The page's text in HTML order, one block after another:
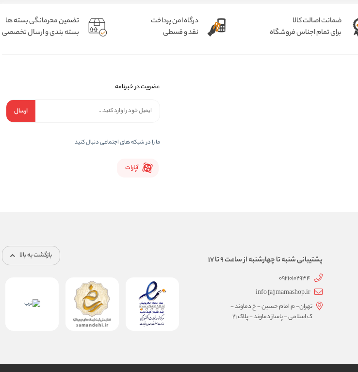
ضمانت اصالت کالا
برای تمام اجناس فروشگاه
درگاه امن پرداخت
نقد و قسطی
تضمین محرمانگی بسته ها
بسته بندی و ارسال تخصصی
عضویت در خبرنامه
ارسال
ما را در شبکه های اجتماعی دنبال کنید
آپارات
پشتیبانی شنبه تا چهارشنبه از ساعت 9 تا 17
09210102934
info [a] mamashop.ir
تهران- م امام حسین - خ دماوند -
ک اسلامی - پاساژ دماوند - پلاک 21
بازگشت به بالا